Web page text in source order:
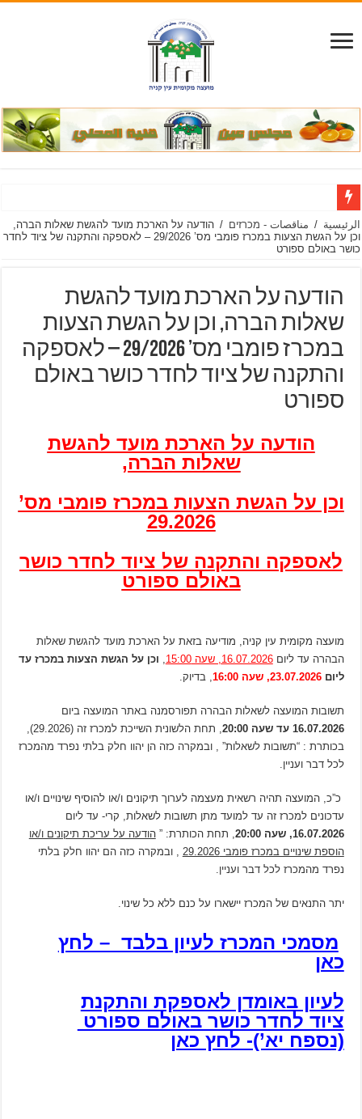
الرئيسية / مناقصات - מכרזים / הודעה על הארכת מועד להגשת שאלות הברה,
וכן על הגשת הצעות במכרז פומבי מס’ 29/2026 – לאספקה והתקנה של ציוד לחדר
כושר באולם ספורט
הודעה על הארכת מועד להגשת
שאלות הברה, וכן על הגשת הצעות
במכרז פומבי מס’ 29/2026 – לאספקה
והתקנה של ציוד לחדר כושר באולם
ספורט
הודעה על הארכת מועד להגשת
שאלות הברה,
וכן על הגשת הצעות במכרז פומבי מס’
29.2026
לאספקה והתקנה של ציוד לחדר כושר
באולם ספורט
מועצה מקומית עין קניה, מודיעה בזאת על הארכת מועד להגשת שאלות
הבהרה עד ליום16.07.2026, שעה 15:00
וכן על הגשת הצעות במכרז עד
ליום23.07.2026, שעה 16:00 , בדיוק.
תשובות המועצה לשאלות הבהרה תפורסמנה באתר המועצה ביום
16.07.2026 עד שעה 20:00
, תחת הלשונית השייכת למכרז זה (29.2026),
בכותרת : “תשובות לשאלות” , ובמקרה כזה הן יהוו חלק בלתי נפרד מהמכרז
לכל דבר ועניין.
כ”כ, המועצה תהיה רשאית מעצמה לערוך תיקונים ו/או להוסיף שינויים ו/או
עדכונים למכרז זה עד למועד מתן תשובות לשאלות, קרי- עד ליום
16.07.2026, שעה 20:00
, תחת הכותרת: ”הודעה על עריכת תיקונים ו/או
הוספת שינויים במכרז פומבי 29.2026
, ובמקרה כזה הם יהוו חלק בלתי
נפרד מהמכרז לכל דבר ועניין.
יתר התנאים של המכרז יישארו על כנם ללא כל שינוי.
מסמכי המכרז לעיון בלבד – לחץ
כאן
לעיון באומדן לאספקת והתקנת
ציוד לחדר כושר באולם ספורט
(נספח יא’)- לחץ כאן